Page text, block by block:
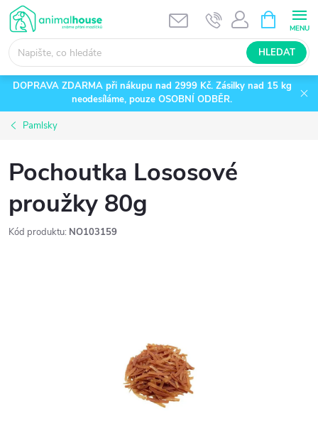
Přejít
na
obsah
HLEDAT
NÁKUPNÍ
KOŠÍK
DOPRAVA ZDARMA při nákupu nad 2999 Kč. Zásilky nad 15 kg
neodesíláme, pouze OSOBNÍ ODBĚR.
Pamlsky
Pochoutka Lososové
proužky 80g
Kód produktu: NO103159